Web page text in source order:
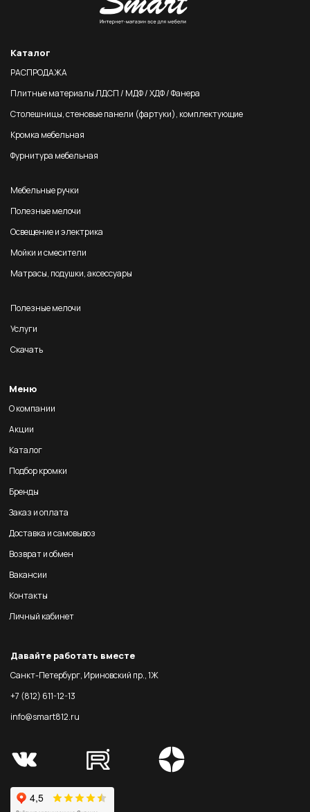
Каталог
РАСПРОДАЖА
Плитные материалы ЛДСП / МДФ / ХДФ / Фанера
Столешницы, стеновые панели (фартуки), комплектующие
Кромка мебельная
Фурнитура мебельная
Мебельные ручки
Полезные мелочи
Освещение и электрика
Мойки и смесители
Матрасы, подушки, аксессуары
Полезные мелочи
Услуги
Скачать
Меню
О компании
Акции
Каталог
Подбор кромки
Бренды
Заказ и оплата
Доставка и самовывоз
Возврат и обмен
Вакансии
Контакты
Личный кабинет
Давайте работать вместе
Санкт-Петербург, Ириновский пр., 1Ж
+7 (812) 611-12-13
info@smart812.ru